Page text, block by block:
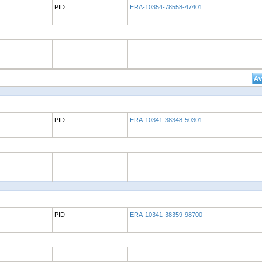
PID ERA-10354-78558-47401
PID ERA-10341-38348-50301
PID ERA-10341-38359-98700